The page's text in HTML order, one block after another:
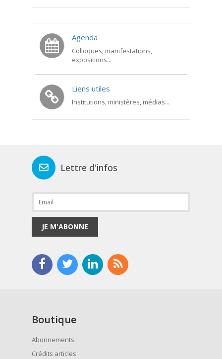
Agenda
Colloques, manifestations,
expositions...
Liens utiles
Institutions, ministères, médias...
Lettre d'infos
JE M'ABONNE
Boutique
Abonnements
Crédits articles